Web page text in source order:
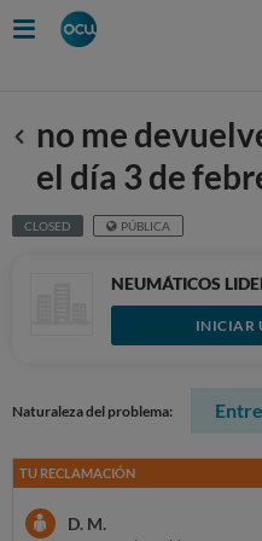
Anterior
no me
el día 3 de
CLOSED PÚBLICA
NEUMÁTICOS
INICIAR
Naturaleza del problema:
TU RECLAMACIÓN
D. M.